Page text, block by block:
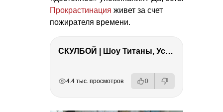
Прокрастинация живет за счет
пожирателя времени.
СКУЛБОЙ | Шоу Титаны, Усейн Болт, Ларрат, Зашквар!
4.4 тыс. просмотров 0